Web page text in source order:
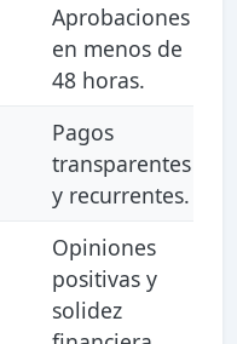
Aprobaciones
en menos de
48 horas.
Pagos
transparentes
y recurrentes.
Opiniones
positivas y
solidez